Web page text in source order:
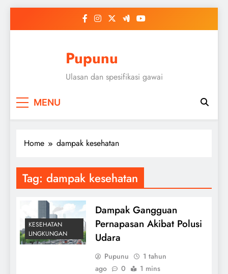
Pupunu
Ulasan dan spesifikasi gawai
MENU
Home dampak kesehatan
Tag: dampak kesehatan
KESEHATAN
LINGKUNGAN
Dampak Gangguan
Pernapasan Akibat Polusi
Udara
Pupunu
1 tahun
ago
0 1 mins